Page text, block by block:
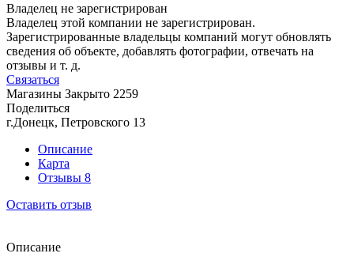
Владелец не зарегистрирован
Владелец этой компании не зарегистрирован.
Зарегистрированные владельцы компаний могут обновлять
сведения об объекте, добавлять фотографии, отвечать на
отзывы и т. д.
Связаться
Магазины Закрыто 2259
Поделиться
г.Донецк, Петровского 13
Описание
Карта
Отзывы 8
Оставить отзыв
Описание